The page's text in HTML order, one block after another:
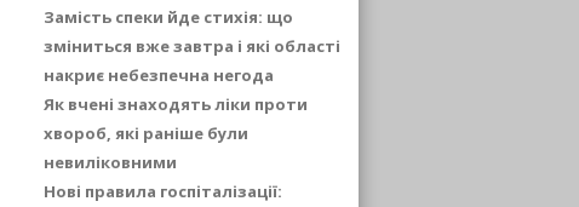
Замість спеки йде стихія: що
зміниться вже завтра і які області
накриє небезпечна негода
Як вчені знаходять ліки проти
хвороб, які раніше були
невиліковними
Нові правила госпіталізації: